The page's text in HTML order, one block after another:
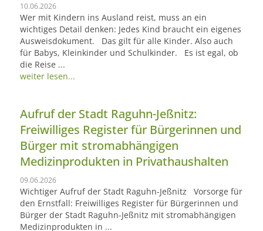
10.06.2026
Wer mit Kindern ins Ausland reist, muss an ein
wichtiges Detail denken: Jedes Kind braucht ein eigenes
Ausweisdokument. Das gilt für alle Kinder. Also auch
für Babys, Kleinkinder und Schulkinder. Es ist egal, ob
die Reise ...
weiter lesen...
Aufruf der Stadt Raguhn-Jeßnitz:
Freiwilliges Register für Bürgerinnen und
Bürger mit stromabhängigen
Medizinprodukten in Privathaushalten
09.06.2026
Wichtiger Aufruf der Stadt Raguhn-Jeßnitz Vorsorge für
den Ernstfall: Freiwilliges Register für Bürgerinnen und
Bürger der Stadt Raguhn-Jeßnitz mit stromabhängigen
Medizinprodukten in ...